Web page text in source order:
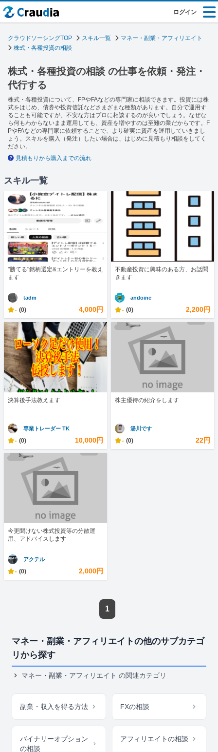
ログイン
クラウドソーシングTOP スキル一覧
マネー・副業・アフィリエイト
株式・各種投資の相談
株式・各種投資の相談 の仕事を依頼・発注・
代行する
株式・各種投資について、FPやFAなどの専門家に相談できます。投資には株
式をはじめ、債券や投資信託などさまざまな種類があります。自分で運用す
ることも可能ですが、不安な方はプロに相談するのが良いでしょう。なぜな
ら何もわからないまま運用しても、資産を増やすのは至難の業だからです。F
PやFAなどの専門家に依頼することで、より確実に資産を運用していきまし
ょう。スキルを購入（発注）したい場合は、はじめに見積もり相談をしてく
ださい。
見積もりから購入までの流れ
スキル一覧
"勝てる"銘柄選定&エントリーを教え
ます
tadm
- (0) 4,000円
不動産投資に興味のある方、お話聞
きます
andoinc
- (0) 2,200円
決算後手法教えます
専業トレーダー TK
- (0) 10,000円
株主優待の紹介をします
湯川です
- (0) 22円
今更聞けない株式投資等の分散運
用、アドバイスします
アクテル
- (0) 2,000円
1
マネー・副業・アフィリエイトの他のサブカテゴ
リから探す
マネー・副業・アフィリエイト の関連カテゴリ
副業・収入を得る方法 FXの相談
バイナリーオプション
の相談
アフィリエイトの相談